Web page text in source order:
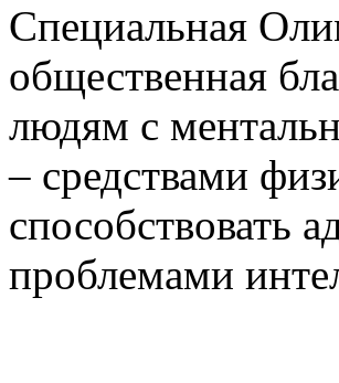
Специальная
общественная
людям с
– средствами
способствовать
проблемами